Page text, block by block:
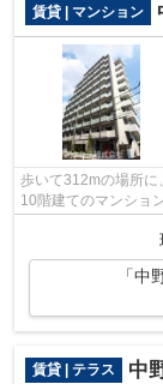
賃貸 | マンション
歩いて312mの場所に
10階建てのマンショ
「中
賃貸 | テラス 中